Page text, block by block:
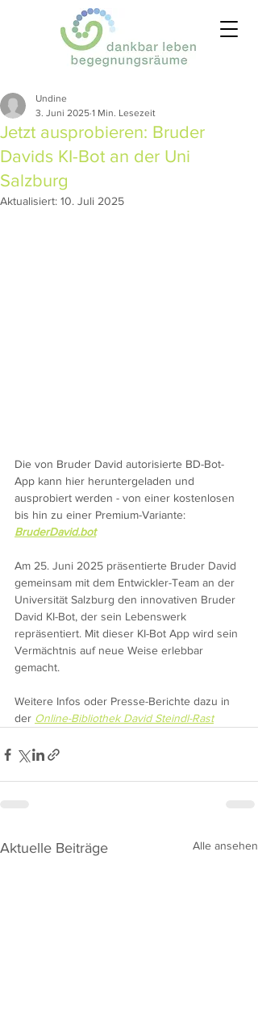
Jetzt ausprobieren: Bruder
Davids KI-Bot an der Uni
Salzburg
Undine
3. Juni 2025 1 Min. Lesezeit
Aktualisiert: 10. Juli 2025
Die von Bruder David autorisierte BD-Bot-
App kann hier heruntergeladen und
ausprobiert werden - von einer kostenlosen
bis hin zu einer Premium-Variante:
BruderDavid.bot
Am 25. Juni 2025 präsentierte Bruder David
gemeinsam mit dem Entwickler-Team an der
Universität Salzburg den innovativen Bruder
David KI-Bot, der sein Lebenswerk
repräsentiert. Mit dieser KI-Bot App wird sein
Vermächtnis auf neue Weise erlebbar
gemacht.
Weitere Infos oder Presse-Berichte dazu in
der Online-Bibliothek David Steindl-Rast
Aktuelle Beiträge Alle ansehen